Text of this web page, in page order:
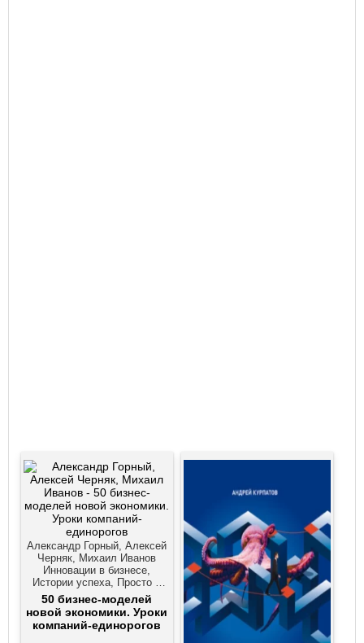
Александр Горный, Алексей
Черняк, Михаил Иванов
Инновации в бизнесе,
Истории успеха, Просто о
бизнесе, Российская
практика, Стартапы и
создание бизнеса,
Эффективность бизнеса
50 бизнес-моделей
новой экономики. Уроки
компаний-единорогов